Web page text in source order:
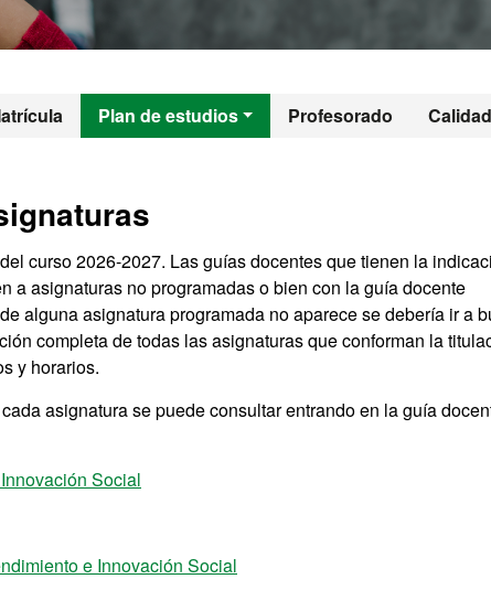
Plan de estudios Profesorado Calidad
-
curso 2026-2027. Las guías docentes que tienen la
a asignaturas no programadas o bien con la guía docente
alguna asignatura programada no aparece se debería ir a
completa de todas las asignaturas que conforman la
y horarios.
asignatura se puede consultar entrando en la guía
Social
e Innovación Social